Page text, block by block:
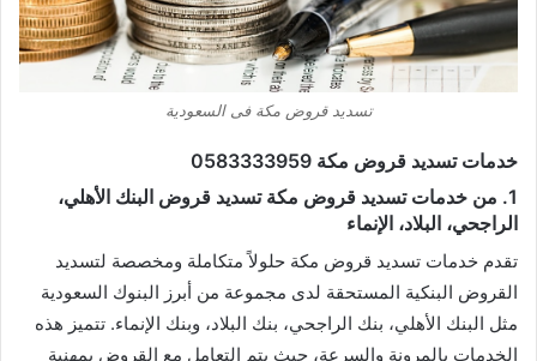
تسديد قروض مكة فى السعودية
خدمات تسديد قروض مكة 0583333959
1. من خدمات تسديد قروض مكة تسديد قروض البنك الأهلي،
الراجحي، البلاد، الإنماء
تقدم خدمات تسديد قروض مكة حلولاً متكاملة ومخصصة لتسديد
القروض البنكية المستحقة لدى مجموعة من أبرز البنوك السعودية
مثل البنك الأهلي، بنك الراجحي، بنك البلاد، وبنك الإنماء. تتميز هذه
الخدمات بالمرونة والسرعة، حيث يتم التعامل مع القروض بمهنية